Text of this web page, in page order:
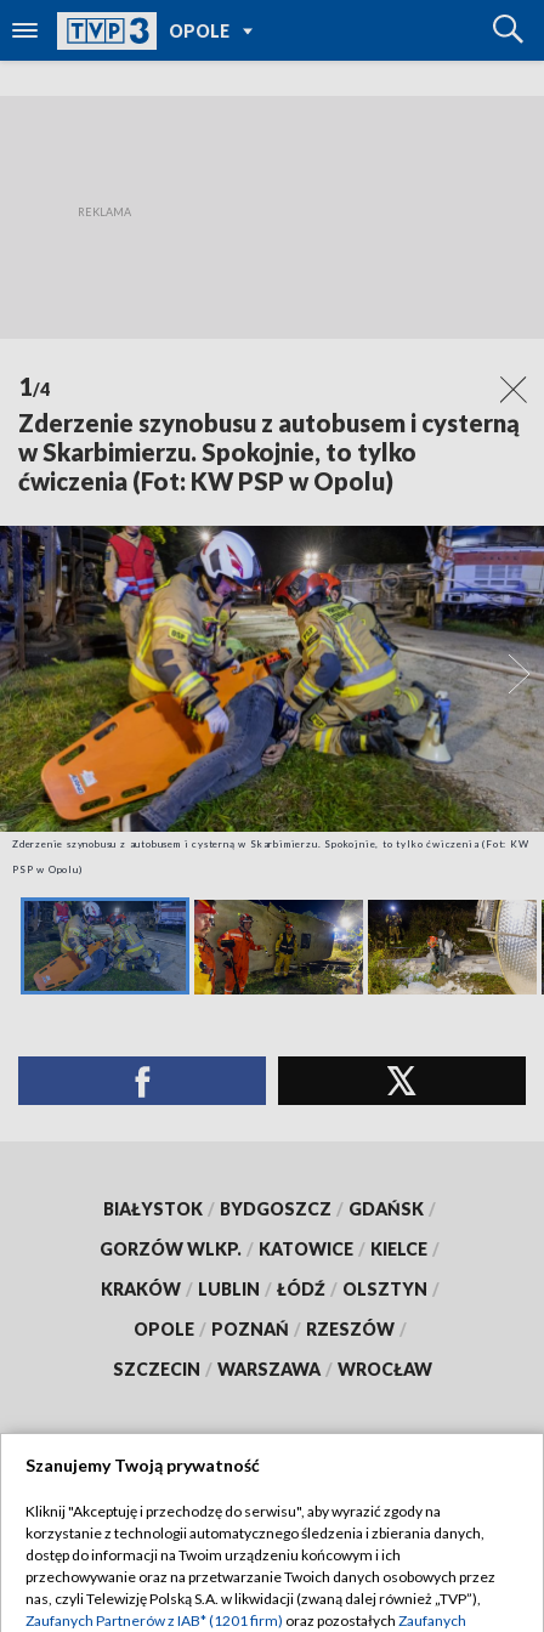
OPOLE
TVP REGIONY
1/4
Zderzenie szynobusu z autobusem i cysterną
w Skarbimierzu. Spokojnie, to tylko
ćwiczenia (Fot: KW PSP w Opolu)
Zderzenie szynobusu z autobusem i cysterną w Skarbimierzu. Spokojnie, to tylko ćwiczenia (Fot: KW
PSP w Opolu)
BIAŁYSTOK / BYDGOSZCZ / GDAŃSK /
GORZÓW WLKP. / KATOWICE / KIELCE /
KRAKÓW / LUBLIN / ŁÓDŹ / OLSZTYN /
OPOLE / POZNAŃ / RZESZÓW /
SZCZECIN / WARSZAWA / WROCŁAW
TVP
Abonament TVP
Emisja w TVP
Regulamin TVP
Polityka prywatności
Szanujemy Twoją prywatność
Kliknij "Akceptuję i przechodzę do serwisu", aby wyrazić zgody na
korzystanie z technologii automatycznego śledzenia i zbierania danych,
dostęp do informacji na Twoim urządzeniu końcowym i ich
przechowywanie oraz na przetwarzanie Twoich danych osobowych przez
nas, czyli Telewizję Polską S.A. w likwidacji (zwaną dalej również „TVP”),
Zaufanych Partnerów z IAB* (1201 firm) oraz pozostałych Zaufanych